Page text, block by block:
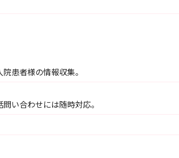
患者様の情報収集。
い合わせには随時対応。